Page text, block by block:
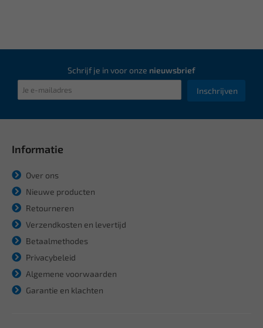
Schrijf je in voor onze nieuwsbrief
Inschrijven
Informatie
Over ons
Nieuwe producten
Retourneren
Verzendkosten en levertijd
Betaalmethodes
Privacybeleid
Algemene voorwaarden
Garantie en klachten